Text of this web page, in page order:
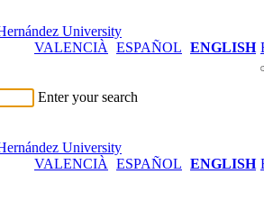
VALENCIÀ ESPAÑOL ENGLISH
Enter your search
VALENCIÀ ESPAÑOL ENGLISH